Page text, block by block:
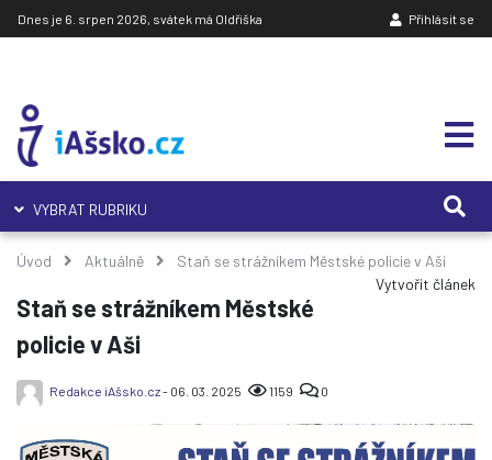
Dnes je 6. srpen 2026, svátek má Oldřiška Přihlásit se
VYBRAT RUBRIKU
Úvod Aktuálně
Staň se strážníkem Městské policie v Aši
Vytvořit článek
Staň se strážníkem Městské
policie v Aši
Redakce iAšsko.cz- 06. 03. 2025 1159 0